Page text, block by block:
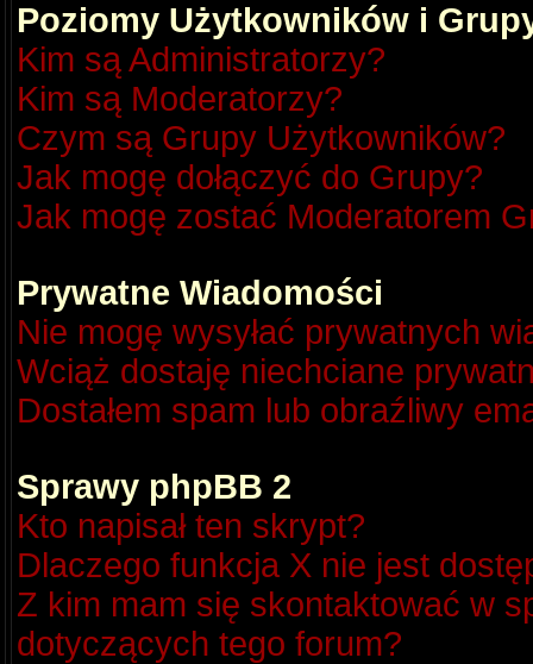
Poziomy Użytkowników i
Kim są Administratorzy?
Kim są Moderatorzy?
Czym są Grupy Użytkowników?
Jak mogę dołączyć do Grupy?
Jak mogę zostać Moderatorem
Prywatne Wiadomości
Nie mogę wysyłać prywatnych
Wciąż dostaję niechciane
Dostałem spam lub obraźliwy
Sprawy phpBB 2
Kto napisał ten skrypt?
Dlaczego funkcja X nie jest
Z kim mam się skontaktować w
dotyczących tego forum?